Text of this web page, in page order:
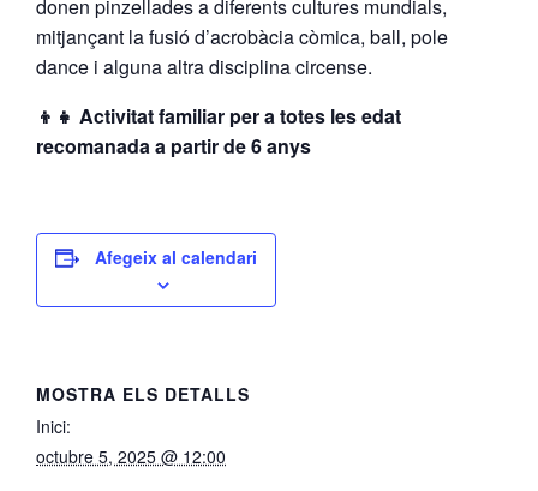
donen pinzellades a diferents cultures mundials,
mitjançant la fusió d’acrobàcia còmica, ball, pole
dance i alguna altra disciplina circense.
👦👧 Activitat familiar per a totes les edat
recomanada a partir de 6 anys
Afegeix al calendari
MOSTRA ELS DETALLS
Inici:
octubre 5, 2025 @ 12:00